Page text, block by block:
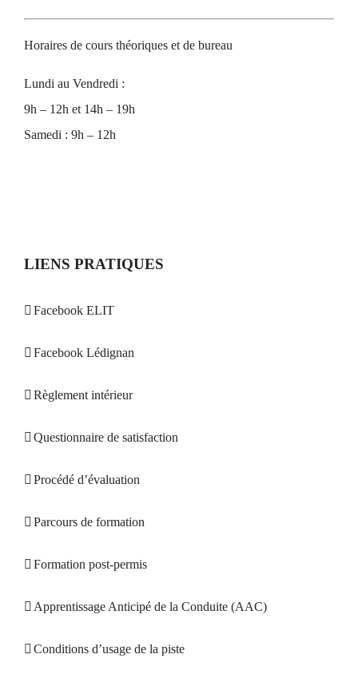
Horaires de cours théoriques et de bureau
Lundi au Vendredi :
9h – 12h et 14h – 19h
Samedi : 9h – 12h
LIENS PRATIQUES
Facebook ELIT
Facebook Lédignan
Règlement intérieur
Questionnaire de satisfaction
Procédé d’évaluation
Parcours de formation
Formation post-permis
Apprentissage Anticipé de la Conduite (AAC)
Conditions d’usage de la piste